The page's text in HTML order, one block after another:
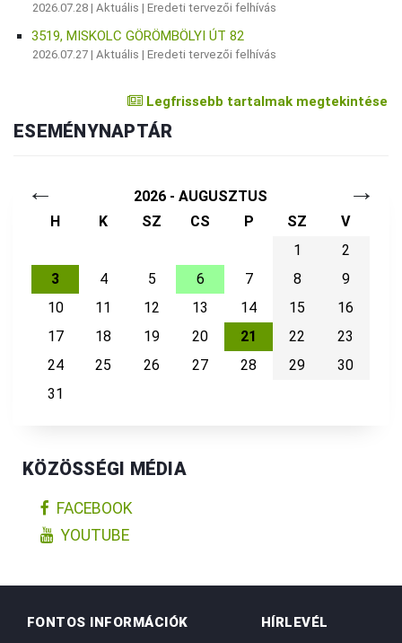
2026.07.28 | Aktuális | Eredeti tervezői felhívás
3519, MISKOLC GÖRÖMBÖLYI ÚT 82
2026.07.27 | Aktuális | Eredeti tervezői felhívás
Legfrissebb tartalmak megtekintése
ESEMÉNYNAPTÁR
← 2026 - AUGUSZTUS →
H K SZ CS P SZ
V
1
2
3
4 5 6 7 8
9
10
11 12 13 14 15
16
17
18 19 20 21 22
23
24
25 26 27 28 29
30
31
KÖZÖSSÉGI MÉDIA
FACEBOOK
YOUTUBE
FONTOS INFORMÁCIÓK HÍRLEVÉL